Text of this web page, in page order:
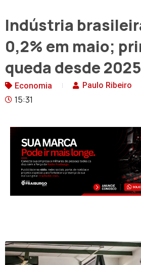
Indústria
0,2% em maio;
queda desde 2025
Economia Paulo Ribeiro
15:31